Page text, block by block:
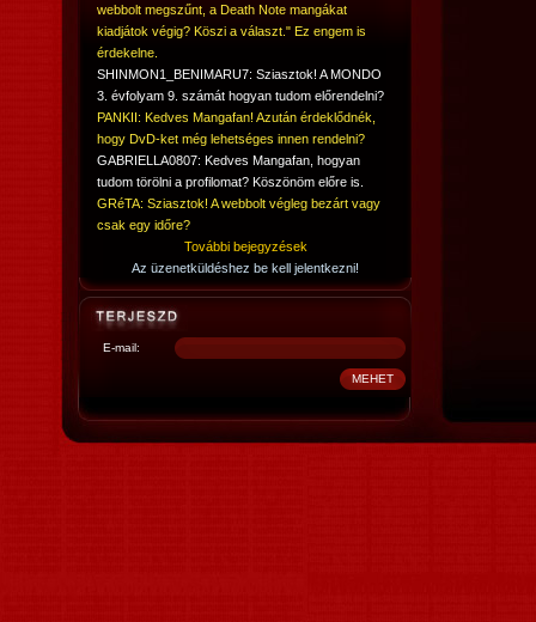
webbolt megszűnt, a Death Note mangákat
kiadjátok végig? Köszi a választ." Ez engem is
érdekelne.
SHINMON1_BENIMARU7: Sziasztok! A MONDO
3. évfolyam 9. számát hogyan tudom előrendelni?
PANKII: Kedves Mangafan! Azután érdeklődnék,
hogy DvD-ket még lehetséges innen rendelni?
GABRIELLA0807: Kedves Mangafan, hogyan
tudom törölni a profilomat? Köszönöm előre is.
GRéTA: Sziasztok! A webbolt végleg bezárt vagy
csak egy időre?
További bejegyzések
Az üzenetküldéshez be kell jelentkezni!
E-mail: